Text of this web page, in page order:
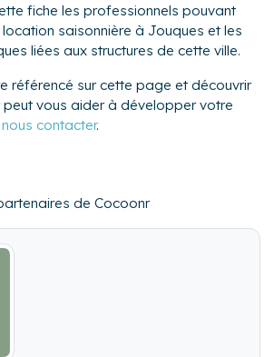
fiche les professionnels pouvant
saisonnière à Jouques et les
liées aux structures de cette ville.
référencé sur cette page et découvrir
vous aider à développer votre
nous contacter.
de Cocoonr